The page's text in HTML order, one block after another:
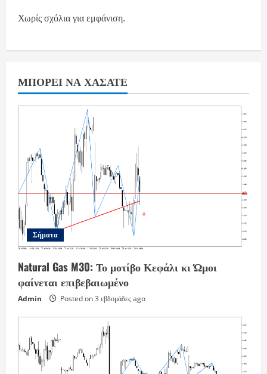
Χωρίς σχόλια για εμφάνιση.
ΜΠΟΡΕΊ ΝΑ ΧΆΣΑΤΕ
Σήματα
Natural Gas M30: Το μοτίβο Κεφάλι κι Ώμοι
φαίνεται επιβεβαιωμένο
Admin Posted on 3 εβδομάδες ago